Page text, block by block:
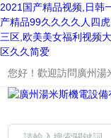
2021国产精品视频,日韩
产精品99久久久久人四
三区,欧美美女福利视频
区久久简爱
您好！歡迎訪問廣州湯